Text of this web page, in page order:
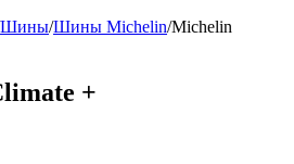
Шины/Шины Michelin/Michelin
+